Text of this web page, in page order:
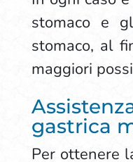
stomaco e
stomaco, al
maggiori
gastrica
Per ottenere